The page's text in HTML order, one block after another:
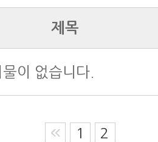
제목
이 없습니다.
1 2